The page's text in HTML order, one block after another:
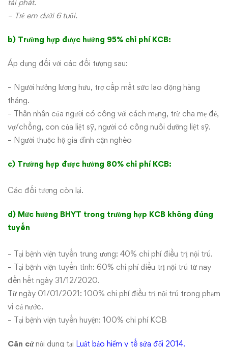
tái phát.
– Trẻ em dưới 6 tuổi.
b) Trường hợp được hưởng 95% chi phí KCB:
Áp dụng đối với các đối tượng sau:
– Người hưởng lương hưu, trợ cấp mất sức lao động hàng
tháng.
– Thân nhân của người có công với cách mạng, trừ cha mẹ đẻ,
vợ/chồng, con của liệt sỹ, người có công nuôi dưỡng liệt sỹ.
– Người thuộc hộ gia đình cận nghèo
c) Trường hợp được hưởng 80% chi phí KCB:
Các đối tượng còn lại.
d) Mức hưởng BHYT trong trường hợp KCB không đúng
tuyến
– Tại bệnh viện tuyến trung ương: 40% chi phí điều trị nội trú.
– Tại bệnh viện tuyến tỉnh: 60% chi phí điều trị nội trú từ nay
đến hết ngày 31/12/2020.
Từ ngày 01/01/2021: 100% chi phí điều trị nội trú trong phạm
vi cả nước.
– Tại bệnh viện tuyến huyện: 100% chi phí KCB
Căn cứnội dung tại Luật bảo hiểm y tế sửa đổi 2014.